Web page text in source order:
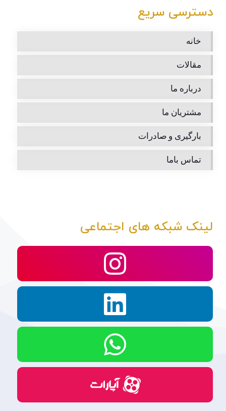
دسترسی سریع
خانه
مقالات
درباره ما
مشتریان ما
بارگیری و صادرات
تماس باما
لینک شبکه های اجتماعی